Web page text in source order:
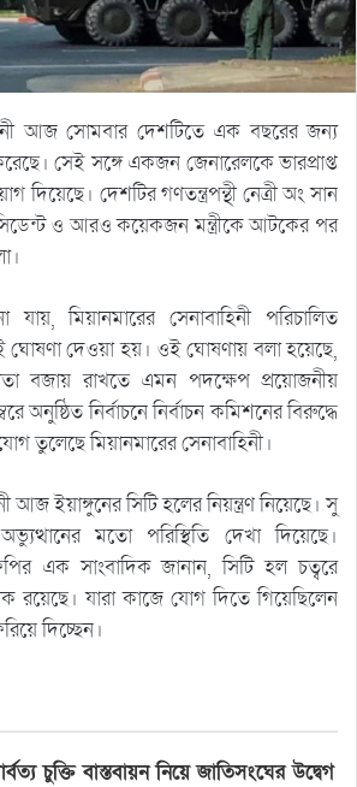
আজ সোমবার দেশটিতে এক বছরের জন্য
সেই সঙ্গে একজন জেনারেলকে ভারপ্রাপ্ত
দিয়েছে। দেশটির গণতন্ত্রপন্থী নেত্রী অং সান
ও আরও কয়েকজন মন্ত্রীকে আটকের পর
মিয়ানমারের সেনাবাহিনী পরিচালিত
ঘোষণা দেওয়া হয়। ওই ঘোষণায় বলা হয়েছে,
বজায় রাখতে এমন পদক্ষেপ প্রয়োজনীয়
অনুষ্ঠিত নির্বাচনে নির্বাচন কমিশনের বিরুদ্ধে
তুলেছে মিয়ানমারের সেনাবাহিনী।
আজ ইয়াঙ্গুনের সিটি হলের নিয়ন্ত্রণ নিয়েছে। সু
মতো পরিস্থিতি দেখা দিয়েছে।
এক সাংবাদিক জানান, সিটি হল চত্বরে
রয়েছে। যারা কাজে যোগ দিতে গিয়েছিলেন
দিচ্ছেন।
চুক্তি বাস্তবায়ন নিয়ে জাতিসংঘের উদ্বেগ